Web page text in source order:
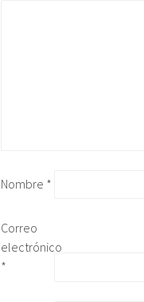
Nombre *
Correo
electrónico
*